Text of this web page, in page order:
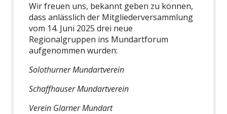
Wir freuen uns, bekannt geben zu können,
dass anlässlich der Mitgliederversammlung
vom 14. Juni 2025 drei neue
Regionalgruppen ins Mundartforum
aufgenommen wurden:
Solothurner Mundartverein
Schaffhauser Mundartverein
Verein Glarner Mundart